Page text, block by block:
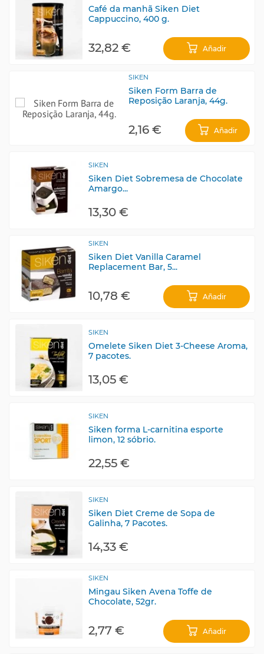
Café da manhã Siken Diet
Cappuccino, 400 g.
32,82 € Añadir
SIKEN
Siken Form Barra de
Reposição Laranja, 44g.
2,16 € Añadir
SIKEN
Siken Diet Sobremesa de Chocolate
Amargo...
13,30 €
SIKEN
Siken Diet Vanilla Caramel
Replacement Bar, 5...
10,78 € Añadir
SIKEN
Omelete Siken Diet 3-Cheese Aroma,
7 pacotes.
13,05 €
SIKEN
Siken forma L-carnitina esporte
limon, 12 sóbrio.
22,55 €
SIKEN
Siken Diet Creme de Sopa de
Galinha, 7 Pacotes.
14,33 €
SIKEN
Mingau Siken Avena Toffe de
Chocolate, 52gr.
2,77 € Añadir